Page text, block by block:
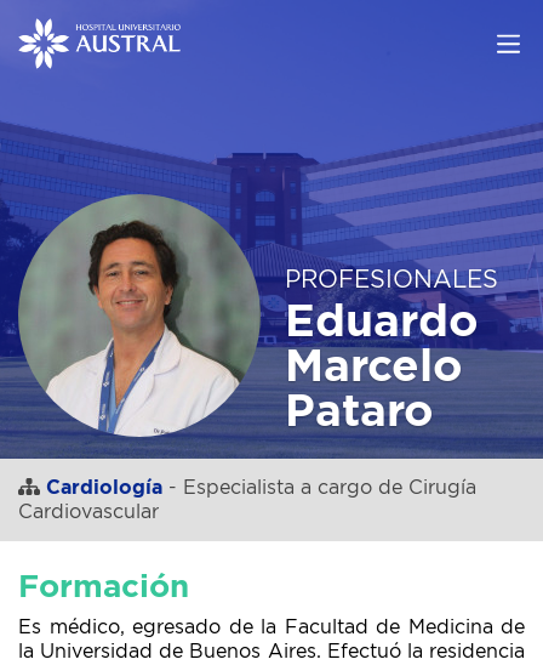
PROFESIONALES
Eduardo
Marcelo
Pataro
Cardiología - Especialista a cargo de Cirugía
Cardiovascular
Formación
Es médico, egresado de la Facultad de Medicina de
la Universidad de Buenos Aires. Efectuó la residencia